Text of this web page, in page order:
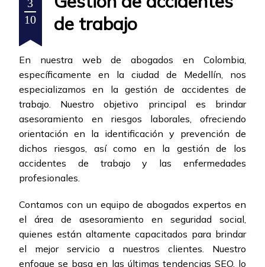
3
10
de trabajo
En nuestra web de abogados en Colombia,
específicamente en la ciudad de Medellín, nos
especializamos en la gestión de accidentes de
trabajo. Nuestro objetivo principal es brindar
asesoramiento en riesgos laborales, ofreciendo
orientación en la identificación y prevención de
dichos riesgos, así como en la gestión de los
accidentes de trabajo y las enfermedades
profesionales.
Contamos con un equipo de abogados expertos en
el área de asesoramiento en seguridad social,
quienes están altamente capacitados para brindar
el mejor servicio a nuestros clientes. Nuestro
enfoque se basa en las últimas tendencias SEO, lo